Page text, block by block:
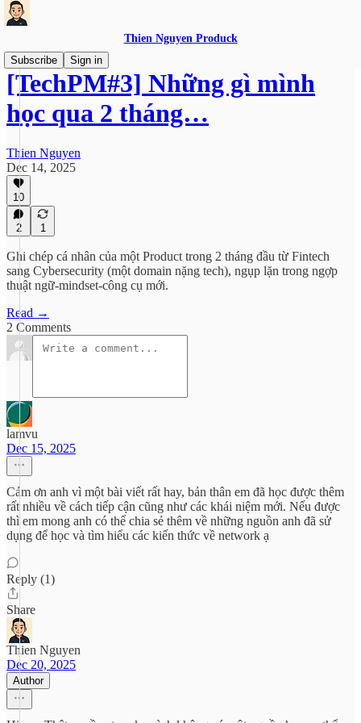
Thien Nguyen Produck
Subscribe
Sign in
[TechPM#3] Những gì mình
học qua 2 tháng…
Thien Nguyen
Dec 14, 2025
10
2 1
Ghi chép cá nhân của một Product trong 2 tháng đầu từ Fintech
sang Cybersecurity (một domain nặng tech), ngụp lặn trong ngợp
thuật ngữ-mindset-công cụ mới.
Read →
2 Comments
lamvu
Dec 15, 2025
Cảm ơn anh vì một bài viết rất hay, bản thân em đã học được thêm
rất nhiều về cách tiếp cận cũng như các khái niệm mới. Nếu được
thì em mong anh có thể chia sẻ thêm về những nguồn anh đã sử
dụng để học và tìm hiểu các kiến thức về network ạ
Reply (1)
Share
Thien Nguyen
Dec 20, 2025
Author